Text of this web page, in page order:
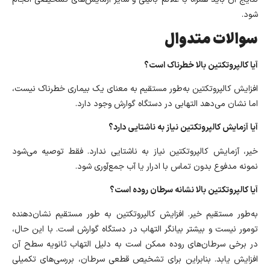
شود.
سوالات متدوال
آیا کالپروتکتین بالا خطرناک است؟
افزایش کالپروتکتین به‌طور مستقیم به معنای یک بیماری خطرناک نیست،
اما نشان می‌دهد التهابی در دستگاه گوارش وجود دارد.
آیا آزمایش کالپروتکتین نیاز به ناشتایی دارد؟
خیر، آزمایش کالپروتکتین نیاز به ناشتایی ندارد. فقط توصیه می‌شود
نمونه مدفوع بدون تماس با ادرار یا آب جمع‌آوری شود.
آیا کالپروتکتین بالا نشانه سرطان روده است؟
به‌طور مستقیم خیر. افزایش کالپروتکتین به طور مستقیم نشان‌دهنده
تومور نیست و بیشتر بیانگر التهاب در دستگاه‌ گوارش است. با این حال،
در برخی سرطان‌های روده ممکن است به دلیل التهاب ثانویه سطح آن
افزایش یابد. بنابراین برای تشخیص قطعی سرطان، بررسی‌های تکمیلی